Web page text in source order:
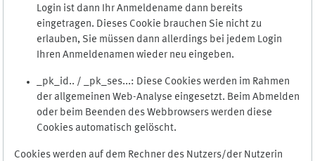
Login ist dann Ihr Anmeldename dann bereits
eingetragen. Dieses Cookie brauchen Sie nicht zu
erlauben, Sie müssen dann allerdings bei jedem Login
Ihren Anmeldenamen wieder neu eingeben.
_pk_id.. / _pk_ses...: Diese Cookies werden im Rahmen
der allgemeinen Web-Analyse eingesetzt. Beim Abmelden
oder beim Beenden des Webbrowsers werden diese
Cookies automatisch gelöscht.
Cookies werden auf dem Rechner des Nutzers/der Nutzerin